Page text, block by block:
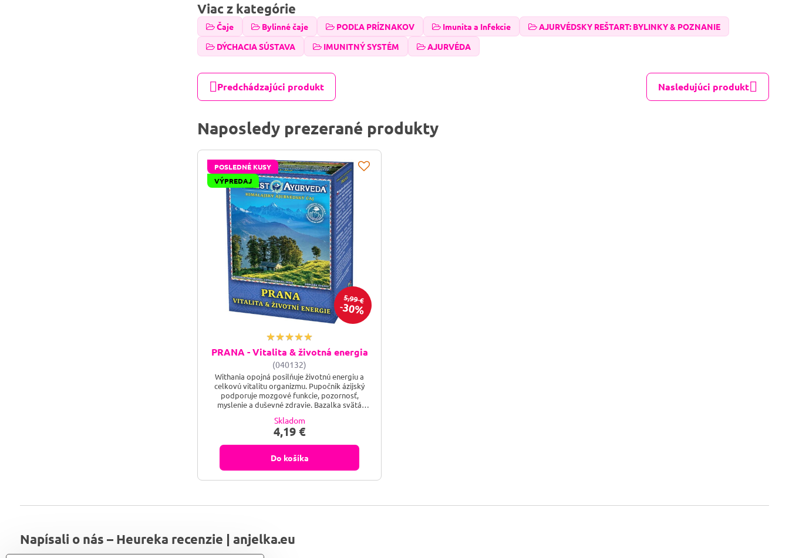
Viac z kategórie
Čaje Bylinné čaje PODĽA PRÍZNAKOV Imunita a Infekcie
AJURVÉDSKY REŠTART: BYLINKY & POZNANIE
DÝCHACIA SÚSTAVA
IMUNITNÝ SYSTÉM AJURVÉDA
Predchádzajúci produkt Nasledujúci produkt
Naposledy prezerané produkty
5,99 €
30%
POSLEDNÉ KUSY
VÝPREDAJ
PRANA - Vitalita & životná energia
(040132)
Withania opojná posilňuje životnú energiu a
celkovú vitalitu organizmu. Pupočník ázijský
podporuje mozgové funkcie, pozornosť,
myslenie a duševné zdravie. Bazalka svätá
srdcovú činnosť. Oman pravý má upokojujúci
vplyv na krčnú oblasť a dýchacie cesty. Ďumbier
obranyschopnosti a posilňuje imunitný systém.
Čierne...
Skladom
4,19 €
Do košíka
Napísali o nás – Heureka recenzie | anjelka.eu